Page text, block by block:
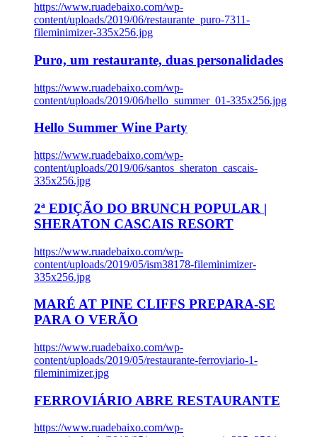
https://www.ruadebaixo.com/wp-
content/uploads/2019/06/restaurante_puro-7311-
fileminimizer-335x256.jpg
Puro, um restaurante, duas personalidades
https://www.ruadebaixo.com/wp-
content/uploads/2019/06/hello_summer_01-335x256.jpg
Hello Summer Wine Party
https://www.ruadebaixo.com/wp-
content/uploads/2019/06/santos_sheraton_cascais-
335x256.jpg
2ª EDIÇÃO DO BRUNCH POPULAR |
SHERATON CASCAIS RESORT
https://www.ruadebaixo.com/wp-
content/uploads/2019/05/ism38178-fileminimizer-
335x256.jpg
MARÉ AT PINE CLIFFS PREPARA-SE
PARA O VERÃO
https://www.ruadebaixo.com/wp-
content/uploads/2019/05/restaurante-ferroviario-1-
fileminimizer.jpg
FERROVIÁRIO ABRE RESTAURANTE
https://www.ruadebaixo.com/wp-